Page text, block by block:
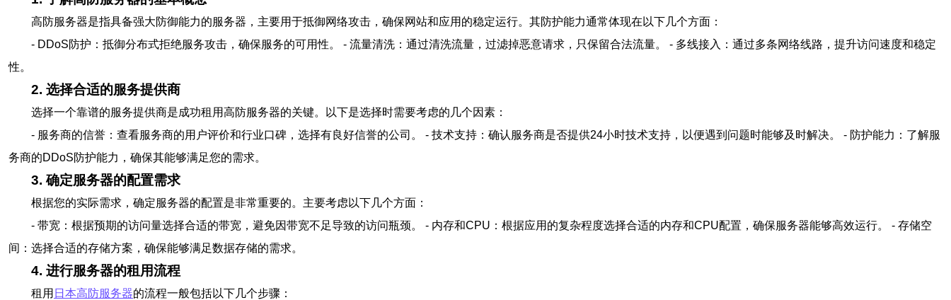
高防服务器是指具备强大防御能力的服务器，主要用于抵御网络攻击，确保网站和应用的稳定运行。其防护能力通常体现在以下几个方面：
- DDoS防护：抵御分布式拒绝服务攻击，确保服务的可用性。 - 流量清洗：通过清洗流量，过滤掉恶意请求，只保留合法流量。 - 多线接入：通过多条网络线路，提升访问速度和稳定
性。
2. 选择合适的服务提供商
选择一个靠谱的服务提供商是成功租用高防服务器的关键。以下是选择时需要考虑的几个因素：
- 服务商的信誉：查看服务商的用户评价和行业口碑，选择有良好信誉的公司。 - 技术支持：确认服务商是否提供24小时技术支持，以便遇到问题时能够及时解决。 - 防护能力：了解服
务商的DDoS防护能力，确保其能够满足您的需求。
3. 确定服务器的配置需求
根据您的实际需求，确定服务器的配置是非常重要的。主要考虑以下几个方面：
- 带宽：根据预期的访问量选择合适的带宽，避免因带宽不足导致的访问瓶颈。 - 内存和CPU：根据应用的复杂程度选择合适的内存和CPU配置，确保服务器能够高效运行。 - 存储空
间：选择合适的存储方案，确保能够满足数据存储的需求。
4. 进行服务器的租用流程
租用 日本高防服务器的流程一般包括以下几个步骤：